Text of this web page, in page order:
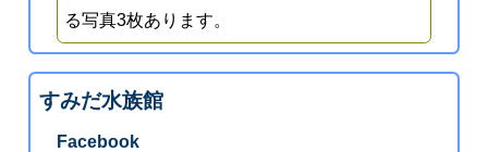
る写真3枚あります。
すみだ水族館
Facebook